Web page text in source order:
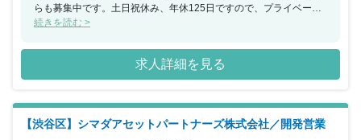
らも募集中です。土日祝休み、年休125日ですので、プライベート
重視の方にもおすすめです。 同社は自社マンションブランドの都市
ーズはグッドデザイン賞も受賞しており、その街ならではのライフ
スタイルを実現するマンションを提案し続け、増収増益を継続して
おり急成長中の企業になります。
続きを読む >
求人詳細を見る
【渋谷区】シマダアセットパートナーズ株式会社／開発営業